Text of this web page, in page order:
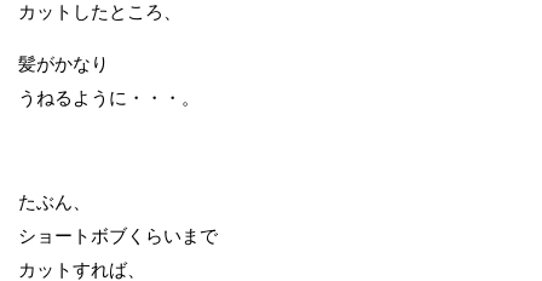
カットしたところ、
髪がかなり
うねるように・・・。
たぶん、
ショートボブくらいまで
カットすれば、